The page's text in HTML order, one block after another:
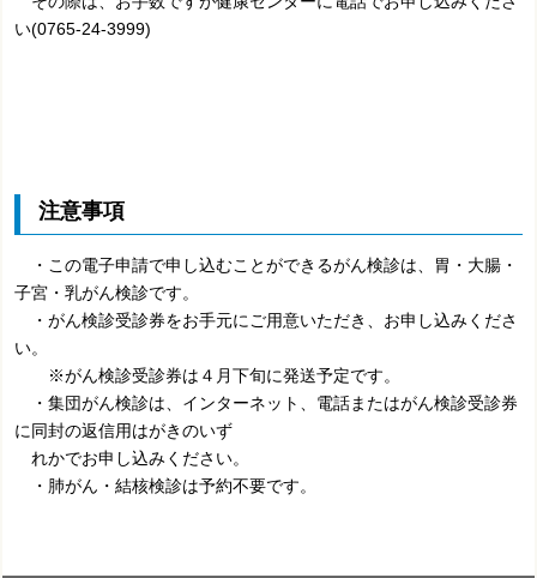
い(0765-24-3999)
注意事項
・この電子申請で申し込むことができるがん検診は、胃・大腸・
子宮・乳がん検診です。
・がん検診受診券をお手元にご用意いただき、お申し込みくださ
い。
※がん検診受診券は４月下旬に発送予定です。
・集団がん検診は、インターネット、電話またはがん検診受診券
に同封の返信用はがきのいず
れかでお申し込みください。
・肺がん・結核検診は予約不要です。